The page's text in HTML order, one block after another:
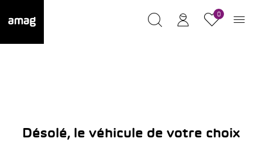
0
Désolé, le véhicule de votre choix